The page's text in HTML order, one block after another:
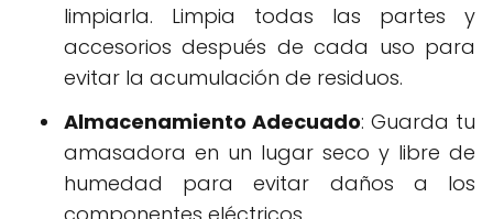
limpiarla. Limpia todas las partes y
accesorios después de cada uso para
evitar la acumulación de residuos.
Almacenamiento Adecuado: Guarda tu
amasadora en un lugar seco y libre de
humedad para evitar daños a los